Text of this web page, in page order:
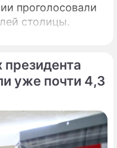
проголосовали
столицы.
уже почти 4,3